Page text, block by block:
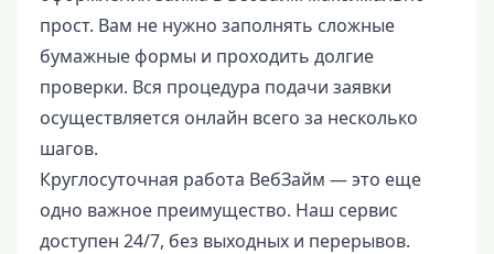
прост. Вам не нужно заполнять сложные
бумажные формы и проходить долгие
проверки. Вся процедура подачи заявки
осуществляется онлайн всего за несколько
шагов.
Круглосуточная работа ВебЗайм — это еще
одно важное преимущество. Наш сервис
доступен 24/7, без выходных и перерывов.